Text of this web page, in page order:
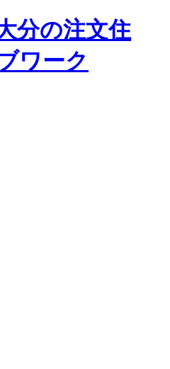
分の注文住
ワーク